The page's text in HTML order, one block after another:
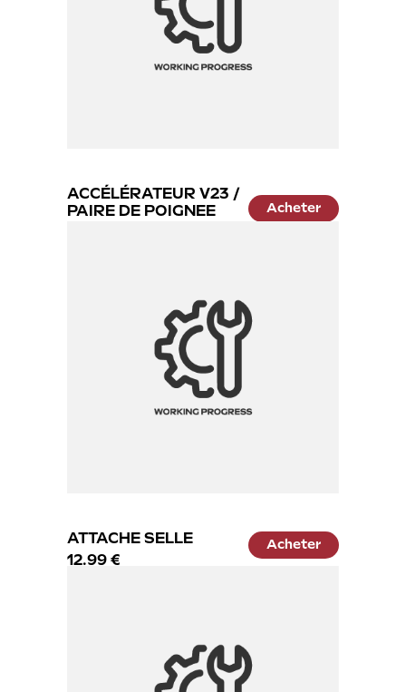
ACCÉLÉRATEUR V23 /
PAIRE DE POIGNEE
Acheter
ATTACHE SELLE
12.99 €
Acheter